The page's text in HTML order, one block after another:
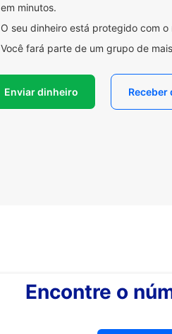
em minutos.
O seu dinheiro está protegido com
Você fará parte de um grupo de
Enviar dinheiro Receber
Encontre o